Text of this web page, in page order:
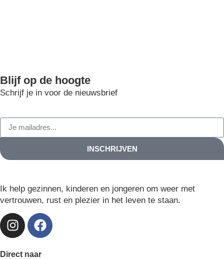
Blijf op de hoogte
Schrijf je in voor de nieuwsbrief
INSCHRIJVEN
Ik help gezinnen, kinderen en jongeren om weer met
vertrouwen, rust en plezier in het leven te staan.
Direct naar